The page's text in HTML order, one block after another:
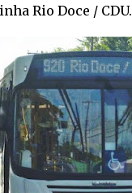
Rio Doce / CDU.